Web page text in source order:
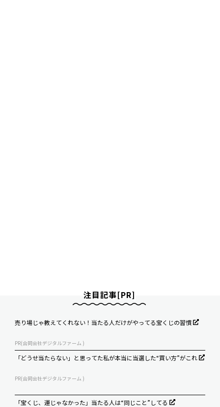
注目記事[PR]
売り場じゃ教えてくれない！当たる人だけがやってる宝くじの習慣
PR(合同会社デジタルファーム )
「どうせ当たらない」と思ってた私が本当に当選した“買い方”がこれ
PR(合同会社デジタルファーム )
「宝くじ、運じゃなかった」当たる人は“同じこと”してる